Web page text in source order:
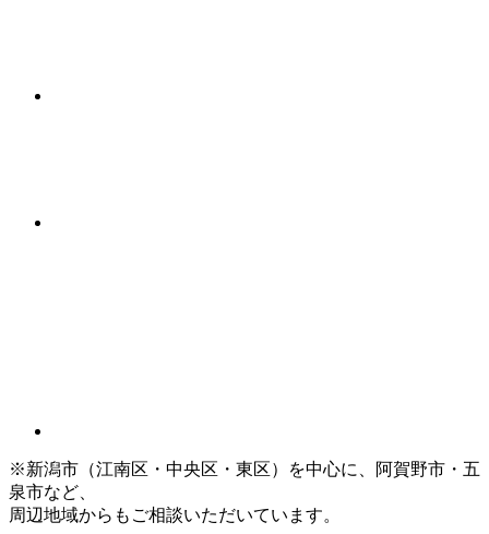
※新潟市（江南区・中央区・東区）を中心に、阿賀野市・五
泉市など、
周辺地域からもご相談いただいています。